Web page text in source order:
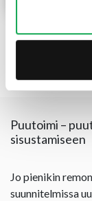
Puutoimi –
sisustamiseen
Jo pienikin
suunnitelmissa